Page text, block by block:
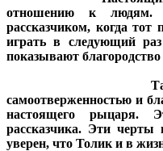
отношению к людям.
рассказчиком, когда
играть в следующий
показывают благородство
Таким
самоотверженностью и
настоящего рыцаря.
рассказчика. Эти черты
уверен, что Толик и в